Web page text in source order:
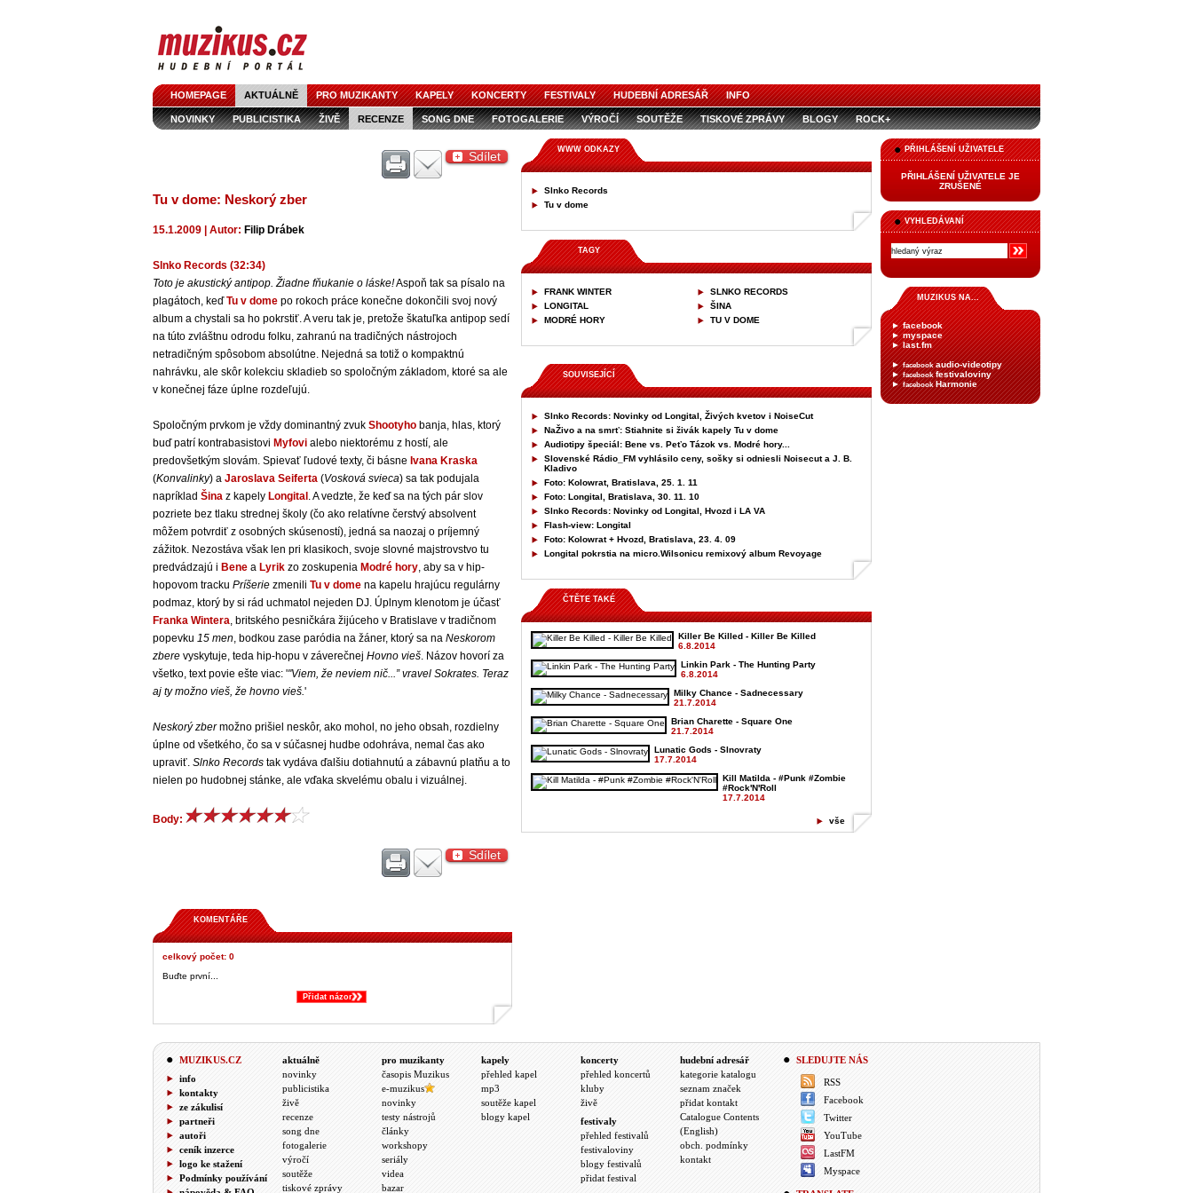
HOMEPAGE AKTUÁLNĚ PRO MUZIKANTY KAPELY KONCERTY FESTIVALY HUDEBNÍ ADRESÁŘ INFO
NOVINKY PUBLICISTIKA ŽIVĚ RECENZE SONG DNE FOTOGALERIE VÝROČÍ SOUTĚŽE TISKOVÉ ZPRÁVY BLOGY ROCK+
PŘIHLÁŠENÍ UŽIVATELE
PŘIHLÁŠENÍ UŽIVATELE JE
ZRUŠENÉ
VYHLEDÁVANÍ
MUZIKUS NA...
►facebook
►myspace
►last.fm
►facebookaudio-videotipy
►facebookfestivaloviny
►facebookHarmonie
Sdílet
Tu v dome: Neskorý zber
15.1.2009 | Autor: Filip Drábek
Slnko Records (32:34)
Toto je akustický antipop. Žiadne fňukanie o láske!Aspoň tak sa písalo na
plagátoch, keďTu v dome po rokoch práce konečne dokončili svoj nový
album a chystali sa ho pokrstiť. A veru tak je, pretože škatuľka antipop sedí
na túto zvláštnu odrodu folku, zahranú na tradičných nástrojoch
netradičným spôsobom absolútne. Nejedná sa totiž o kompaktnú
nahrávku, ale skôr kolekciu skladieb so spoločným základom, ktoré sa ale
v konečnej fáze úplne rozdeľujú.
Spoločným prvkom je vždy dominantný zvuk Shootyho banja, hlas, ktorý
buď patrí kontrabasistovi Myfovi alebo niektorému z hostí, ale
predovšetkým slovám. Spievať ľudové texty, či básne Ivana Kraska
(Konvalinky) a Jaroslava Seiferta (Vosková svieca) sa tak podujala
napríklad Šina z kapely Longital . A vedzte, že keď sa na tých pár slov
pozriete bez tlaku strednej školy (čo ako relatívne čerstvý absolvent
môžem potvrdiť z osobných skúseností), jedná sa naozaj o príjemný
zážitok. Nezostáva však len pri klasikoch, svoje slovné majstrovstvo tu
predvádzajú i Bene a Lyrik zo zoskupenia Modré hory , aby sa v hip-
hopovom tracku Príšerie zmenili Tu v dome na kapelu hrajúcu regulárny
podmaz, ktorý by si rád uchmatol nejeden DJ. Úplnym klenotom je účasť
Franka Wintera , britského pesničkára žijúceho v Bratislave v tradičnom
popevku 15 men , bodkou zase paródia na žáner, ktorý sa na Neskorom
zbere vyskytuje, teda hip-hopu v záverečnej Hovno vieš . Názov hovorí za
všetko, text povie ešte viac: '"Viem, že neviem nič...” vravel Sokrates. Teraz
aj ty možno vieš, že hovno vieš. '
Neskorý zbermožno prišiel neskôr, ako mohol, no jeho obsah, rozdielny
úplne od všetkého, čo sa v súčasnej hudbe odohráva, nemal čas ako
upraviť. Slnko Records tak vydáva ďalšiu dotiahnutú a zábavnú platňu a to
nielen po hudobnej stánke, ale vďaka skvelému obalu i vizuálnej.
Body:
Sdílet
KOMENTÁŘE
celkový počet: 0
Buďte první...
Přidat názor
WWW ODKAZY
Slnko Records
Tu v dome
TAGY
FRANK WINTER
LONGITAL
MODRÉ HORY
SLNKO RECORDS
ŠINA
TU V DOME
SOUVISEJÍCÍ
Slnko Records: Novinky od Longital, Živých kvetov i NoiseCut
NaŽivo a na smrť: Stiahnite si živák kapely Tu v dome
Audiotipy špeciál: Bene vs. Peťo Tázok vs. Modré hory...
Slovenské Rádio_FM vyhlásilo ceny, sošky si odniesli Noisecut a J. B.
Kladivo
Foto: Kolowrat, Bratislava, 25. 1. 11
Foto: Longital, Bratislava, 30. 11. 10
Slnko Records: Novinky od Longital, Hvozd i LA VA
Flash-view: Longital
Foto: Kolowrat + Hvozd, Bratislava, 23. 4. 09
Longital pokrstia na micro.Wilsonicu remixový album Revoyage
ČTĚTE TAKÉ
Killer Be Killed - Killer Be Killed
6.8.2014
Linkin Park - The Hunting Party
6.8.2014
Milky Chance - Sadnecessary
21.7.2014
Brian Charette - Square One
21.7.2014
Lunatic Gods - Slnovraty
17.7.2014
Kill Matilda - #Punk #Zombie
#Rock'N'Roll
17.7.2014
vše
MUZIKUS.CZ
info
kontakty
ze zákulisí
partneři
autoři
ceník inzerce
logo ke stažení
Podmínky používání
aktuálně
novinky
publicistika
živě
recenze
song dne
fotogalerie
výročí
soutěže
tiskové zprávy
pro muzikanty
časopis Muzikus
e-muzikus
novinky
testy nástrojů
články
workshopy
seriály
videa
bazar
kapely
přehled kapel
mp3
soutěže kapel
blogy kapel
koncerty
přehled koncertů
kluby
živě
festivaly
přehled festivalů
festivaloviny
blogy festivalů
přidat festival
hudební adresář
kategorie katalogu
seznam značek
přidat kontakt
Catalogue Contents
(English)
obch. podmínky
kontakt
SLEDUJTE NÁS
RSS
Facebook
Twitter
YouTube
LastFM
Myspace